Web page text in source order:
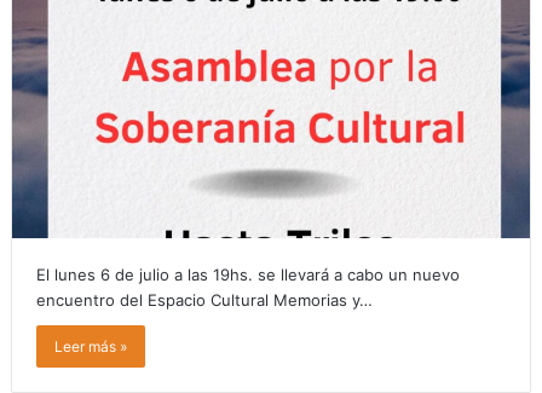
El lunes 6 de julio a las 19hs. se llevará a cabo un nuevo
encuentro del Espacio Cultural Memorias y…
Leer más »